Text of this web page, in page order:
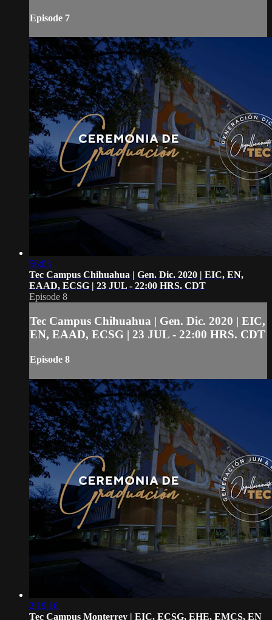
Episode 7
56:03
Tec Campus Chihuahua | Gen. Dic. 2020 | EIC, EN,
EAAD, ECSG | 23 JUL - 22:00 HRS. CDT
Episode 8
Tec Campus Chihuahua | Gen. Dic. 2020 | EIC,
EN, EAAD, ECSG | 23 JUL - 22:00 HRS. CDT
Episode 8
2:19:16
Tec Campus Monterrey | EIC, ECSG, EHE, EMCS, EN